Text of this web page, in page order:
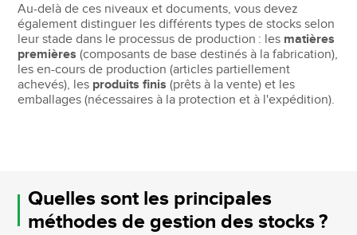
Au-delà de ces niveaux et documents, vous devez
également distinguer les différents types de stocks selon
leur stade dans le processus de production : les matières
premières (composants de base destinés à la fabrication),
les en-cours de production (articles partiellement
achevés), les produits finis (prêts à la vente) et les
emballages (nécessaires à la protection et à l'expédition).
Quelles sont les principales
méthodes de gestion des stocks ?